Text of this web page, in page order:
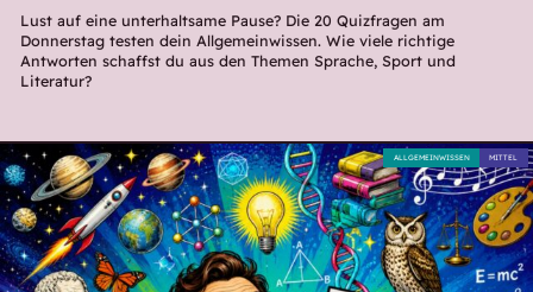
Lust auf eine unterhaltsame Pause? Die 20 Quizfragen am
Donnerstag testen dein Allgemeinwissen. Wie viele richtige
Antworten schaffst du aus den Themen Sprache, Sport und
Literatur?
MITTEL
ALLGEMEINWISSEN